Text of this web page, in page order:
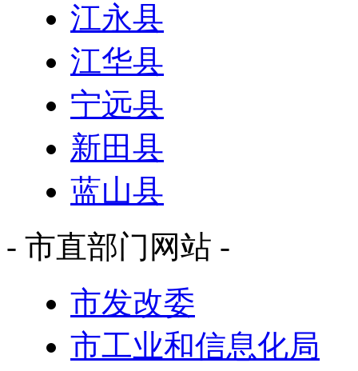
江永县
江华县
宁远县
新田县
蓝山县
- 市直部门网站 -
市发改委
市工业和信息化局